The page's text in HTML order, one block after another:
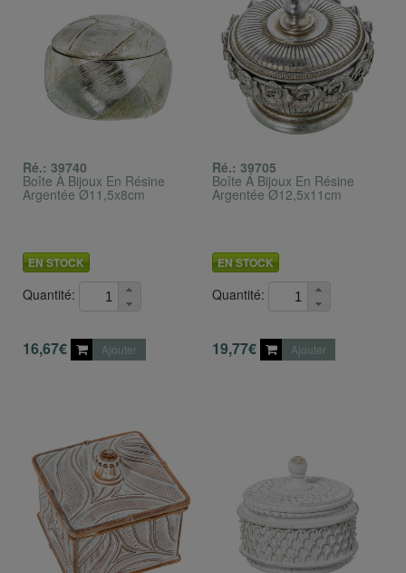
Ré.: 39740
Boîte À Bijoux En Résine
Argentée Ø11,5x8cm
EN STOCK
Quantité:
16,67€ Ajouter
Ré.: 39705
Boîte Á Bijoux En Résine
Argentée Ø12,5x11cm
EN STOCK
Quantité:
19,77€ Ajouter